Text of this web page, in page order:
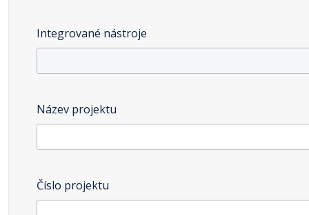
Integrované nástroje
Název projektu
Číslo projektu